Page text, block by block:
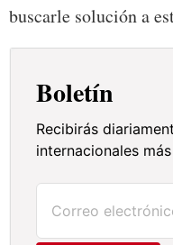
buscarle solución a
Boletín
Recibirás
internacionales